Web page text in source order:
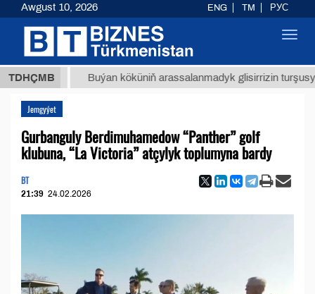
TDHÇMBBuýan köküniň arassalanmadyk glisirrizin turşusy (t.)
Jemgyýet
Gurbanguly Berdimuhamedow “Panther” golf
klubuna, “La Victoria” atçylyk toplumyna bardy
BT
21:39 24.02.2026
Awgust 10, 2026 ENG TM РУС